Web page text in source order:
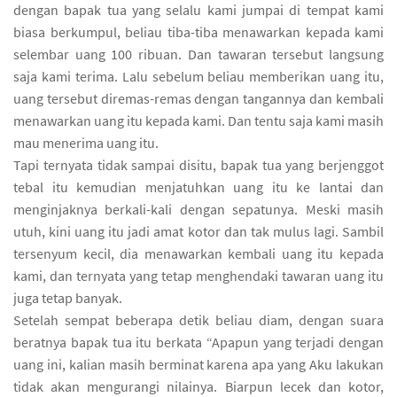
dengan bapak tua yang selalu kami jumpai di tempat kami
biasa berkumpul, beliau tiba-tiba menawarkan kepada kami
selembar uang 100 ribuan. Dan tawaran tersebut langsung
saja kami terima. Lalu sebelum beliau memberikan uang itu,
uang tersebut diremas-remas dengan tangannya dan kembali
menawarkan uang itu kepada kami. Dan tentu saja kami masih
mau menerima uang itu.
Tapi ternyata tidak sampai disitu, bapak tua yang berjenggot
tebal itu kemudian menjatuhkan uang itu ke lantai dan
menginjaknya berkali-kali dengan sepatunya. Meski masih
utuh, kini uang itu jadi amat kotor dan tak mulus lagi. Sambil
tersenyum kecil, dia menawarkan kembali uang itu kepada
kami, dan ternyata yang tetap menghendaki tawaran uang itu
juga tetap banyak.
Setelah sempat beberapa detik beliau diam, dengan suara
beratnya bapak tua itu berkata “Apapun yang terjadi dengan
uang ini, kalian masih berminat karena apa yang Aku lakukan
tidak akan mengurangi nilainya. Biarpun lecek dan kotor,